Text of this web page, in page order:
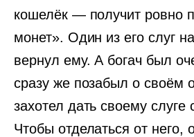
кошелёк — получит ровно
монет». Один из его слуг
вернул ему. А богач был
сразу же позабыл о своём
захотел дать своему слуге
Чтобы отделаться от него,